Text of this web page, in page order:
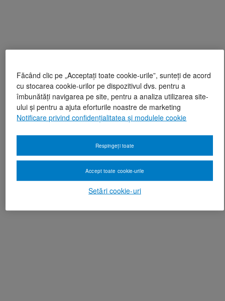
Făcând clic pe „Acceptați toate cookie-urile”, sunteți de acord
cu stocarea cookie-urilor pe dispozitivul dvs. pentru a
îmbunătăți navigarea pe site, pentru a analiza utilizarea site-
ului și pentru a ajuta eforturile noastre de marketing
Notificare privind confidențialitatea și modulele cookie
Setări cookie-uri
Respingeți toate
Accept toate cookie-urile